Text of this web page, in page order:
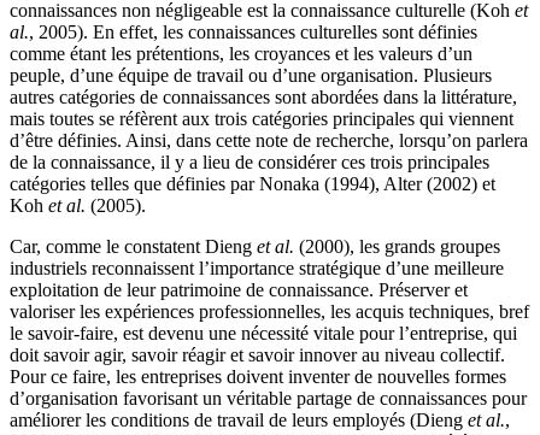
connaissances non négligeable est la connaissance culturelle (Koh et
al., 2005). En effet, les connaissances culturelles sont définies
comme étant les prétentions, les croyances et les valeurs d’un
peuple, d’une équipe de travail ou d’une organisation. Plusieurs
autres catégories de connaissances sont abordées dans la littérature,
mais toutes se réfèrent aux trois catégories principales qui viennent
d’être définies. Ainsi, dans cette note de recherche, lorsqu’on parlera
de la connaissance, il y a lieu de considérer ces trois principales
catégories telles que définies par Nonaka (1994), Alter (2002) et
Koh et al. (2005).
Car, comme le constatent Dieng et al. (2000), les grands groupes
industriels reconnaissent l’importance stratégique d’une meilleure
exploitation de leur patrimoine de connaissance. Préserver et
valoriser les expériences professionnelles, les acquis techniques, bref
le savoir-faire, est devenu une nécessité vitale pour l’entreprise, qui
doit savoir agir, savoir réagir et savoir innover au niveau collectif.
Pour ce faire, les entreprises doivent inventer de nouvelles formes
d’organisation favorisant un véritable partage de connaissances pour
améliorer les conditions de travail de leurs employés (Dieng et al.,